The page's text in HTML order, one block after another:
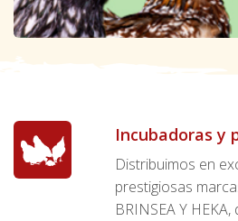
Incubadoras y
Distribuimos en
prestigiosas
BRINSEA Y